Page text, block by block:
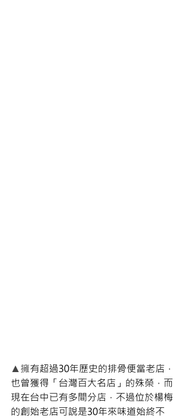
▲擁有超過30年歷史的排骨便當老店，
也曾獲得「台灣百大名店」的殊榮，而
現在台中已有多間分店，不過位於楊梅
的創始老店可說是30年來味道始終不